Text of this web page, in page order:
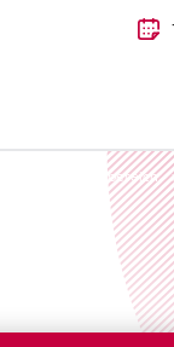
Menschlicher Hörbereich